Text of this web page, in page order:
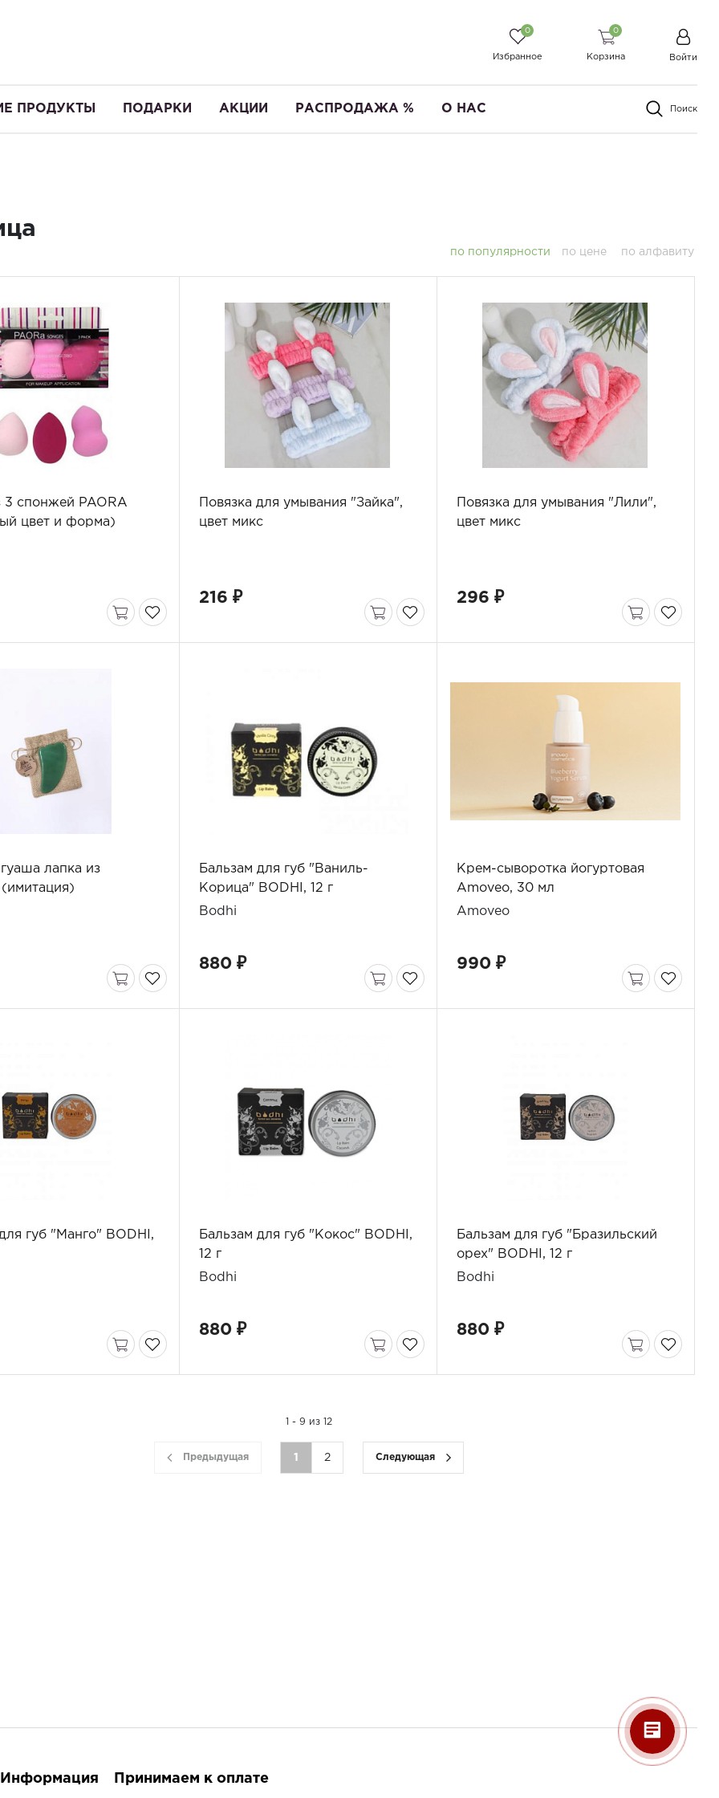
0
Избранное
0
Корзина Войти
ПРОДУКТЫ ПОДАРКИ АКЦИИ РАСПРОДАЖА % О НАС Поиск
по популярности по цене по алфавиту
3 спонжей PAORA
цвет и форма)
Повязка для умывания "Зайка",
цвет микс
216 ₽
Повязка для умывания "Лили",
цвет микс
296 ₽
лапка из
Бальзам для губ "Ваниль-
Корица" BODHI, 12 г
Bodhi
880 ₽
Крем-сыворотка йогуртовая
Amoveo, 30 мл
Amoveo
990 ₽
губ "Манго" BODHI,
Бальзам для губ "Кокос" BODHI,
12 г
Bodhi
880 ₽
Бальзам для губ "Бразильский
орех" BODHI, 12 г
Bodhi
880 ₽
1 - 9 из 12
Предыдущая 1 2 Следующая
Информация Принимаем к оплате